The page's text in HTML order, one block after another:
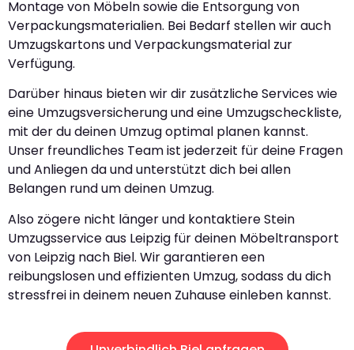
Montage von Möbeln sowie die Entsorgung von
Verpackungsmaterialien. Bei Bedarf stellen wir auch
Umzugskartons und Verpackungsmaterial zur
Verfügung.
Darüber hinaus bieten wir dir zusätzliche Services wie
eine Umzugsversicherung und eine Umzugscheckliste,
mit der du deinen Umzug optimal planen kannst.
Unser freundliches Team ist jederzeit für deine Fragen
und Anliegen da und unterstützt dich bei allen
Belangen rund um deinen Umzug.
Also zögere nicht länger und kontaktiere Stein
Umzugsservice aus Leipzig für deinen Möbeltransport
von Leipzig nach Biel. Wir garantieren een
reibungslosen und effizienten Umzug, sodass du dich
stressfrei in deinem neuen Zuhause einleben kannst.